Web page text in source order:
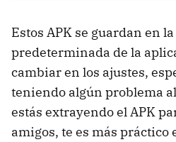
Estos APK se guardan en
predeterminada de la
cambiar en los ajustes,
teniendo algún problema
estás extrayendo el APK
amigos, te es más